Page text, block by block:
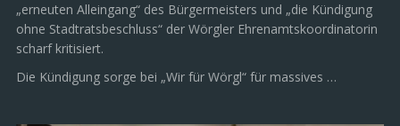
„erneuten Alleingang“ des Bürgermeisters und „die Kündigung
ohne Stadtratsbeschluss“ der Wörgler Ehrenamtskoordinatorin
scharf kritisiert.
Die Kündigung sorge bei „Wir für Wörgl“ für massives …